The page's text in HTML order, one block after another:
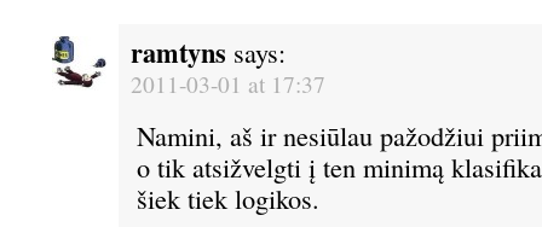
ramtyns says:
2011-03-01 at 17:37
Namini, aš ir nesiūlau pažodžiui
o tik atsižvelgti į ten minimą
šiek tiek logikos.